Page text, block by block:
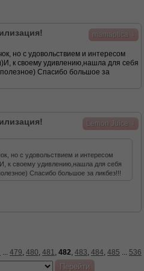
mamaptica
но с удовольствием и интересом
к своему удивлению,нашла для себя
Спасибо большое за
Lemon Juice
но с удовольствием и интересом
к своему удивлению,нашла для себя
Спасибо большое за ликбез!!!
... 479, 480, 481, 482, 483, 484, 485 ... 536